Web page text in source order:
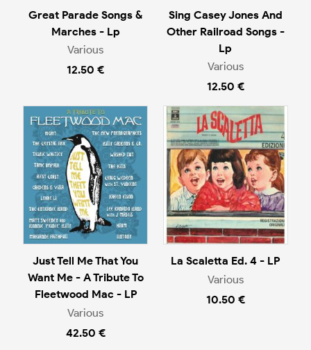
Great Parade Songs &
Marches - Lp
Various
12.50 €
Sing Casey Jones And
Other Railroad Songs -
Lp
Various
12.50 €
Just Tell Me That You
Want Me - A Tribute To
Fleetwood Mac - LP
Various
42.50 €
La Scaletta Ed. 4 - LP
Various
10.50 €